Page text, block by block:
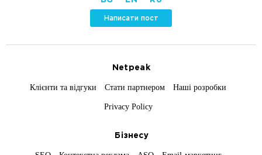
Написати пост
Netpeak
Клієнти та відгуки Стати партнером Наші розробки
Privacy Policy
Бізнесу